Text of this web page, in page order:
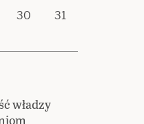
30
31
władzy